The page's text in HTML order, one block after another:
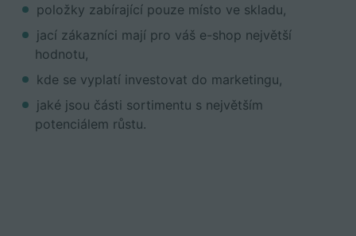
položky zabírající pouze místo ve skladu,
jací zákazníci mají pro váš e-shop největší
hodnotu,
kde se vyplatí investovat do marketingu,
jaké jsou části sortimentu s největším
potenciálem růstu.